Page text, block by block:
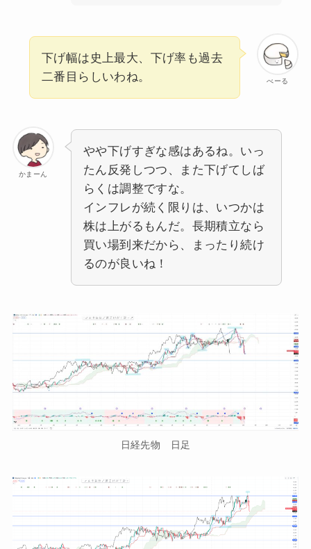
べーる
下げ幅は史上最大、下げ率も過去
二番目らしいわね。
かまーん
やや下げすぎな感はあるね。いっ
たん反発しつつ、また下げてしば
らくは調整ですな。
インフレが続く限りは、いつかは
株は上がるもんだ。長期積立なら
買い場到来だから、まったり続け
るのが良いね！
日経先物 日足